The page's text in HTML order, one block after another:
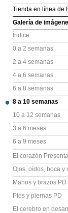
Tienda en línea de
Galería de
Índice
0 a 2 semanas
2 a 4 semanas
4 a 6 semanas
6 a 8 semanas
8 a 10 semanas
10 a 12 semanas
3 a 6 meses
6 a 9 meses
El corazón
Ojos, oídos, boca y
Manos y brazos PD
Pies y piernas PD
El cerebro en